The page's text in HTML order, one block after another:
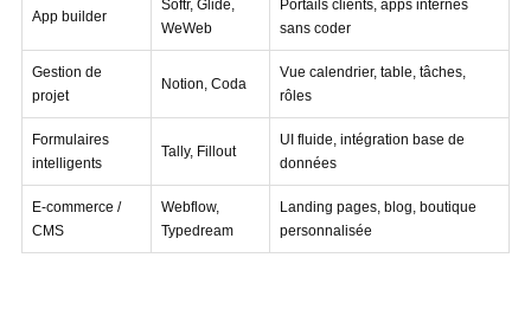
App builder
Softr, Glide,
WeWeb
Portails clients, apps internes
sans coder
Gestion de
projet
Notion, Coda
Vue calendrier, table, tâches,
rôles
Formulaires
intelligents
Tally, Fillout
UI fluide, intégration base de
données
E-commerce /
CMS
Webflow,
Typedream
Landing pages, blog, boutique
personnalisée